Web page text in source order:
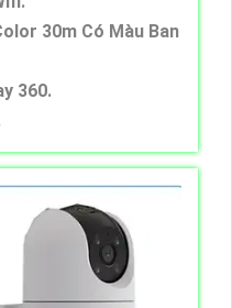
30m Có Màu Ban
360.